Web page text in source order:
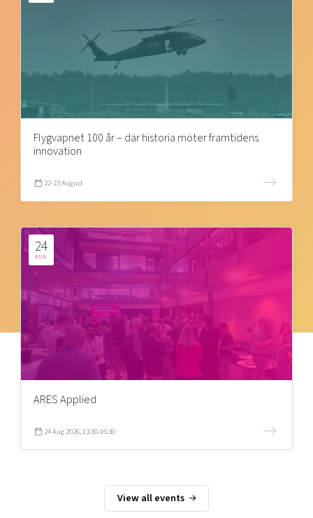
Flygvapnet 100 år – där historia möter framtidens
innovation
22-23 August
24
AUG
ARES Applied
24 Aug 2026, 13:30-16:30
View all events